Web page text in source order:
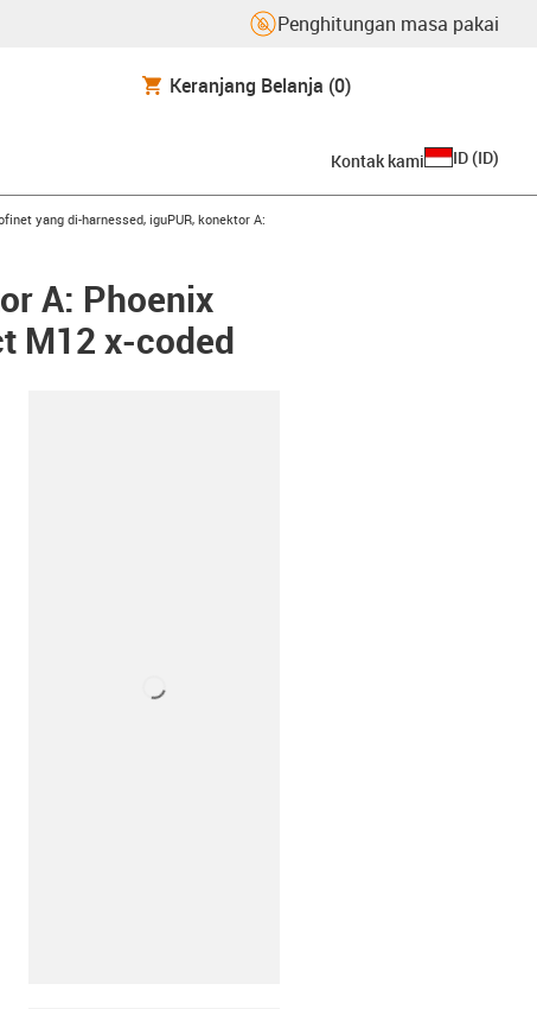
Penghitungan masa pakai
Keranjang Belanja (0)
Kontak kami ID (ID)
right
yang di-harnessed, iguPUR, konektor A:
A: Phoenix
M12 x-coded